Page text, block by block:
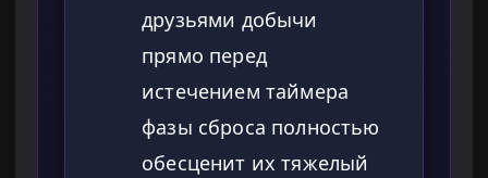
друзьями добычи
прямо перед
истечением таймера
фазы сброса полностью
обесценит их тяжелый